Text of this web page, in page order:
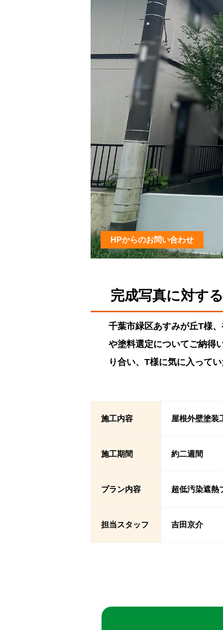
HPからのお問い合わせ
完成写真に対す
千葉市緑区あすみが丘T様
や塗料選定についてご納得
り合い、T様に気に入って
施工内容 屋根外壁塗装
施工期間 約二週間
プラン内容 超低汚染遮熱
担当スタッフ 吉田京介